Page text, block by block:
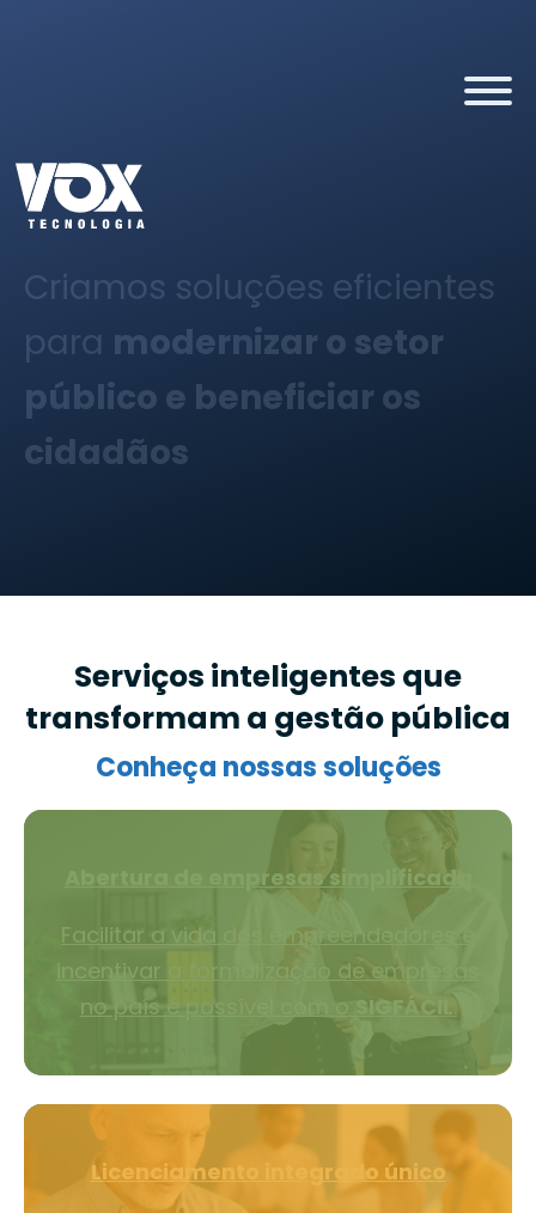
Criamos soluções eficientes
para modernizar o setor
público e beneficiar os
cidadãos
Serviços inteligentes que
transformam a gestão pública
Conheça nossas soluções
Abertura de empresas simplificada
Facilitar a vida dos empreendedores e
incentivar a formalização de empresas
no país é possível com o SIGFÁCIL.
Licenciamento integrado único